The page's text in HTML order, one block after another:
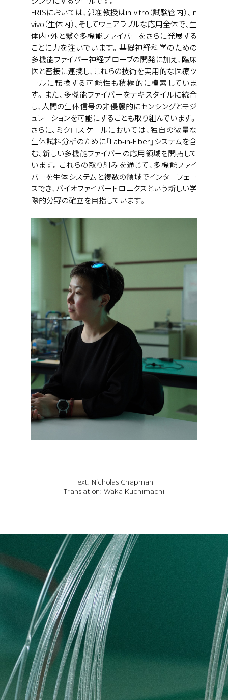
FRISにおいては、郭准教授はin vitro（試験管内）、in
vivo（生体内）、そしてウェアラブルな応用全体で、生
体内・外と繋ぐ多機能ファイバーをさらに発展する
ことに力を注いでいます。基礎神経科学のための
多機能ファイバー神経プローブの開発に加え、臨床
医と密接に連携し、これらの技術を実用的な医療ツ
ールに転換する可能性も積極的に模索していま
す。また、多機能ファイバーをテキスタイルに統合
し、人間の生体信号の非侵襲的にセンシングとモジ
ュレーションを可能にすることも取り組んでいます。
さらに、ミクロスケールにおいては、独自の微量な
生体試料分析のために「Lab-in-Fiber」システムを含
む、新しい多機能ファイバーの応用領域を開拓して
います。これらの取り組みを通じて、多機能ファイ
バーを生体システムと複数の領域でインターフェー
スでき、バイオファイバートロニクスという新しい学
際的分野の確立を目指しています。
Text: Nicholas Chapman
Translation: Waka Kuchimachi